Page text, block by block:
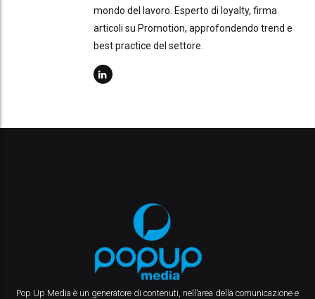
mondo del lavoro. Esperto di loyalty, firma
articoli su Promotion, approfondendo trend e
best practice del settore.
Pop Up Media è un generatore di contenuti, nell’area della comunicazione e